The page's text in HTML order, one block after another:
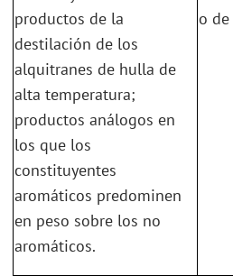
productos de la
destilación de los
alquitranes de hulla de
alta temperatura;
productos análogos en
los que los
constituyentes
aromáticos predominen
en peso sobre los no
aromáticos.
o